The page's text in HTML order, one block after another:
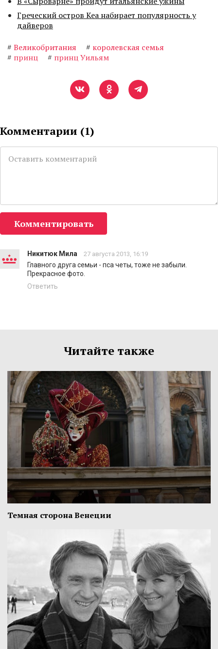
Греческий остров Кеа набирает популярность у
дайверов
# Великобритания # королевская семья
# принц # принц Уильям
Комментарии (1)
Комментировать
Никитюк Мила 27 августа 2013, 16:19
Главного друга семьи - пса четы, тоже не забыли.
Прекрасное фото.
Ответить
Читайте также
Темная сторона Венеции